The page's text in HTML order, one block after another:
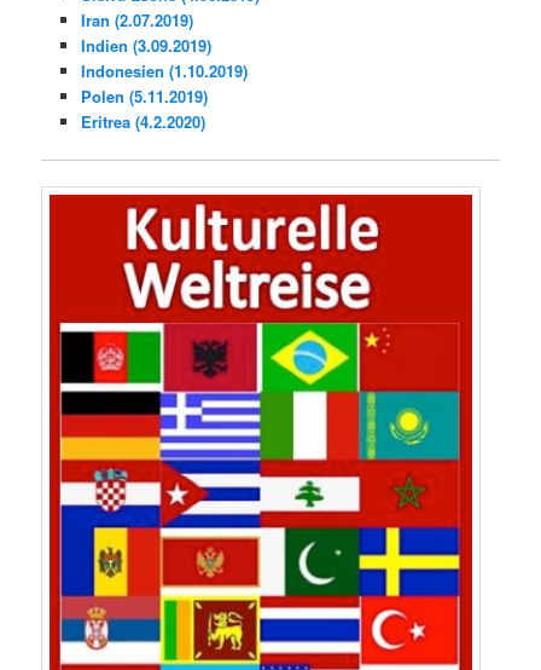
Iran (2.07.2019)
Indien (3.09.2019)
Indonesien (1.10.2019)
Polen (5.11.2019)
Eritrea (4.2.2020)